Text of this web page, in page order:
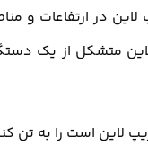
در ارتفاعات و
متشکل از یک
لاین است را به تن